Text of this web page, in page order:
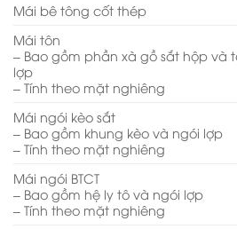
Mái bê tông cốt thép
Mái tôn
– Bao gồm phần xà gồ sắt hộp và
lợp
– Tính theo mặt nghiêng
Mái ngói kèo sắt
– Bao gồm khung kèo và ngói lợp
– Tính theo mặt nghiêng
Mái ngói BTCT
– Bao gồm hệ ly tô và ngói lợp
– Tính theo mặt nghiêng